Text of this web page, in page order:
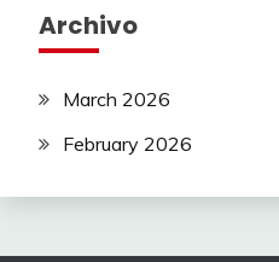
Archivo
March 2026
February 2026